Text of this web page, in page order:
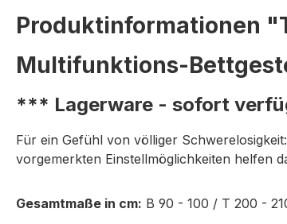
Produktinformationen
Multifunktions-
*** Lagerware - sofort
Für ein Gefühl von völliger
vorgemerkten Einstellmöglichkeiten helfen
Gesamtmaße in cm: B 90 - 100 / T 200 -